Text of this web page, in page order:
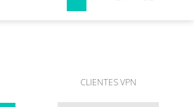
CLIENTES VPN